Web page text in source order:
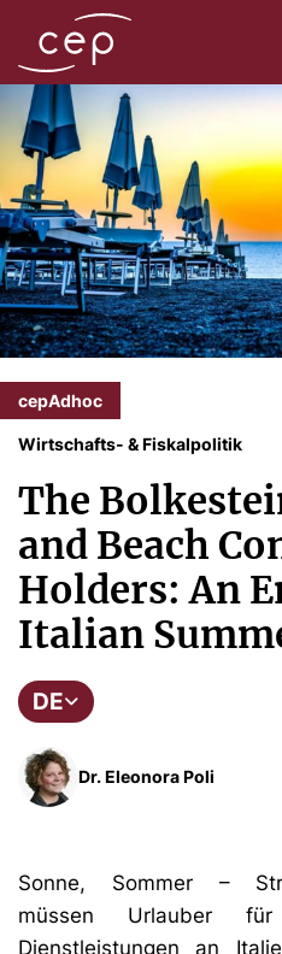
cepAdhoc
Wirtschafts- & Fiskalpolitik
The
and Beach
Holders: An
Italian
DE
Dr. Eleonora Poli
Sonne, Sommer –
müssen Urlauber
Dienstleistungen an